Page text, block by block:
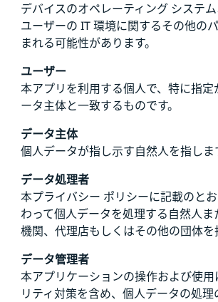
デバイスのオペレーティング システ
ユーザーの IT 環境に関するその他の
まれる可能性があります。
ユーザー
本アプリを利用する個人で、特に指定
ータ主体と一致するものです。
データ主体
個人データが指し示す自然人を指しま
データ処理者
本プライバシー ポリシーに記載のと
わって個人データを処理する自然人
機関、代理店もしくはその他の団体を
データ管理者
本アプリケーションの操作および使用
リティ対策を含め、個人データの処